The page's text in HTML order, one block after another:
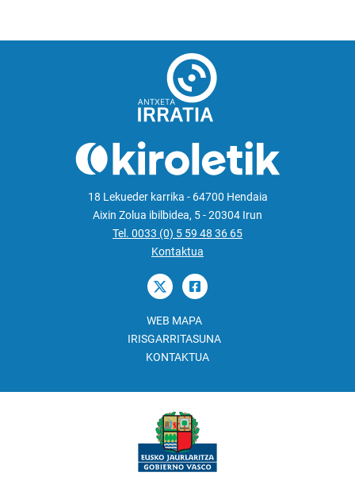
18 Lekueder karrika - 64700 Hendaia
Aixin Zolua ibilbidea, 5 - 20304 Irun
Tel. 0033 (0) 5 59 48 36 65
Kontaktua
WEB MAPA
IRISGARRITASUNA
KONTAKTUA